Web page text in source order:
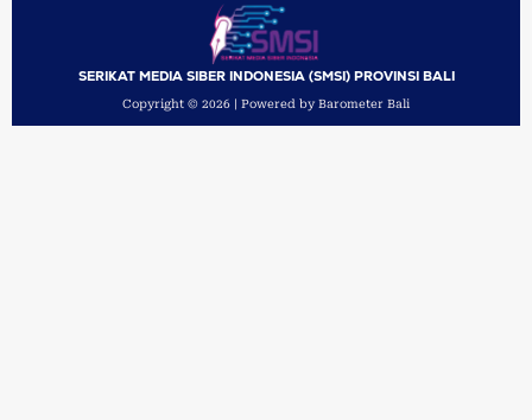
SERIKAT MEDIA SIBER INDONESIA (SMSI) PROVINSI BALI
Copyright © 2026 | Powered by Barometer Bali